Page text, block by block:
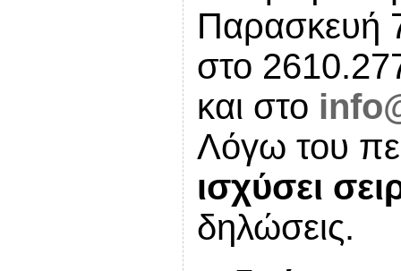
Παρασκευή
στο
και στο
Λόγω του
ισχύσει
δηλώσεις.